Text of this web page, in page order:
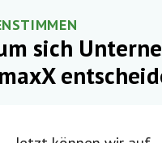
sich